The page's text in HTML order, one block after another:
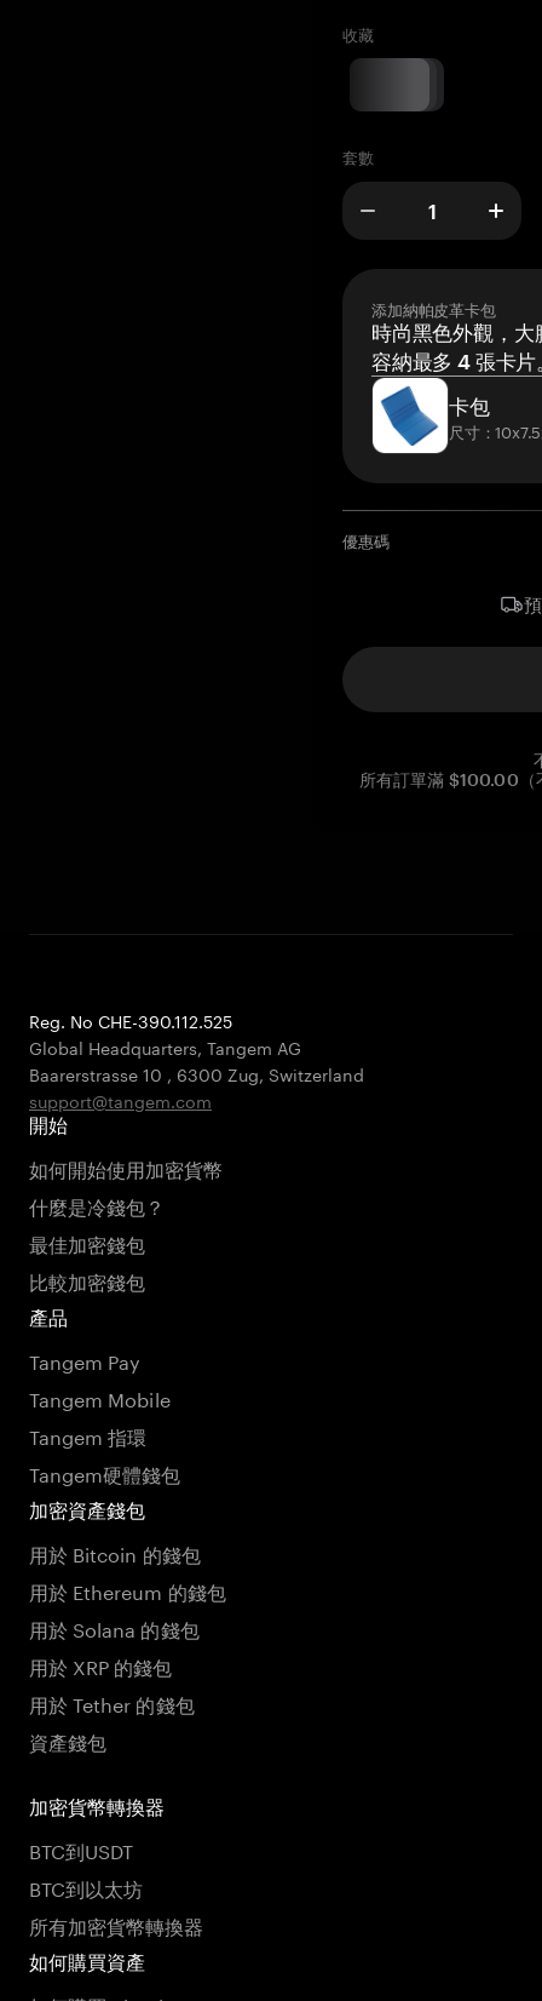
收藏
套數
添加納帕皮革卡包
時尚黑色外觀，大
容納最多 4 張卡片
卡包
尺寸：
優惠碼
所有訂單滿 $100.00（
Reg. No CHE-390.112.525
Global Headquarters, Tangem AG
Baarerstrasse 10 , 6300 Zug, Switzerland
support@tangem.com
開始
如何開始使用加密貨幣
什麼是冷錢包？
最佳加密錢包
比較加密錢包
產品
Tangem Pay
Tangem Mobile
Tangem 指環
Tangem硬體錢包
加密資產錢包
用於 Bitcoin 的錢包
用於 Ethereum 的錢包
用於 Solana 的錢包
用於 XRP 的錢包
用於 Tether 的錢包
資產錢包
加密貨幣轉換器
BTC到USDT
BTC到以太坊
所有加密貨幣轉換器
如何購買資產